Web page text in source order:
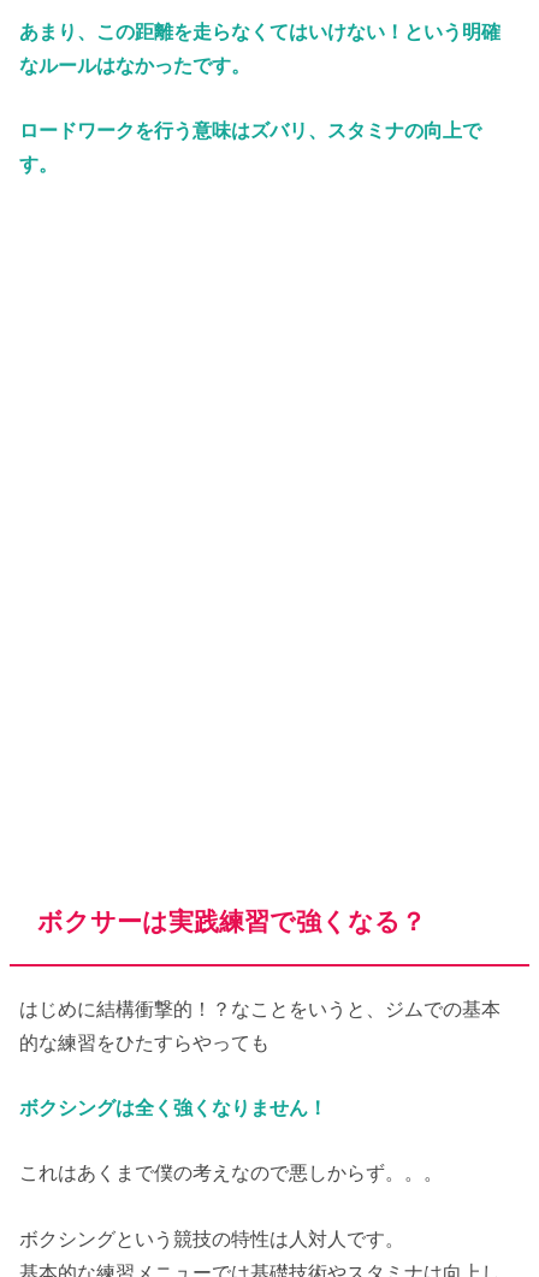
あまり、この距離を走らなくてはいけない！という明確
なルールはなかったです。
ロードワークを行う意味はズバリ、スタミナの向上で
す。
ボクサーは実践練習で強くなる？
はじめに結構衝撃的！？なことをいうと、ジムでの基本
的な練習をひたすらやっても
ボクシングは全く強くなりません！
これはあくまで僕の考えなので悪しからず。。。
ボクシングという競技の特性は人対人です。
基本的な練習メニューでは基礎技術やスタミナは向上し